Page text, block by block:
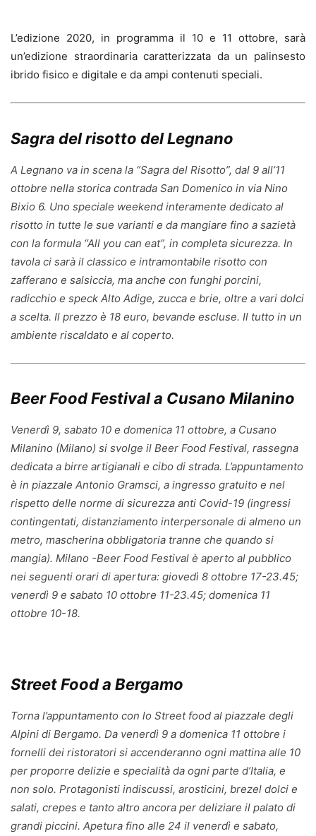
L’edizione 2020, in programma il 10 e 11 ottobre, sarà
un’edizione straordinaria caratterizzata da un palinsesto
ibrido fisico e digitale e da ampi contenuti speciali.
Sagra del risotto del Legnano
A Legnano va in scena la “Sagra del Risotto”, dal 9 all’11
ottobre nella storica contrada San Domenico in via Nino
Bixio 6. Uno speciale weekend interamente dedicato al
risotto in tutte le sue varianti e da mangiare fino a sazietà
con la formula “All you can eat”, in completa sicurezza. In
tavola ci sarà il classico e intramontabile risotto con
zafferano e salsiccia, ma anche con funghi porcini,
radicchio e speck Alto Adige, zucca e brie, oltre a vari dolci
a scelta. Il prezzo è 18 euro, bevande escluse. Il tutto in un
ambiente riscaldato e al coperto.
Beer Food Festival a Cusano Milanino
Venerdì 9, sabato 10 e domenica 11 ottobre, a Cusano
Milanino (Milano) si svolge il Beer Food Festival, rassegna
dedicata a birre artigianali e cibo di strada. L’appuntamento
è in piazzale Antonio Gramsci, a ingresso gratuito e nel
rispetto delle norme di sicurezza anti Covid-19 (ingressi
contingentati, distanziamento interpersonale di almeno un
metro, mascherina obbligatoria tranne che quando si
mangia). Milano -Beer Food Festival è aperto al pubblico
nei seguenti orari di apertura: giovedì 8 ottobre 17-23.45;
venerdì 9 e sabato 10 ottobre 11-23.45; domenica 11
ottobre 10-18.
Street Food a Bergamo
Torna l’appuntamento con lo Street food al piazzale degli
Alpini di Bergamo. Da venerdì 9 a domenica 11 ottobre i
fornelli dei ristoratori si accenderanno ogni mattina alle 10
per proporre delizie e specialità da ogni parte d’Italia, e
non solo. Protagonisti indiscussi, arosticini, brezel dolci e
salati, crepes e tanto altro ancora per deliziare il palato di
grandi piccini. Apetura fino alle 24 il venerdì e sabato,